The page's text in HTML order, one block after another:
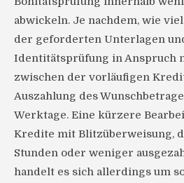
abwickeln. Je nachdem, wie
der geforderten Unterlagen
Identitätsprüfung in Anspruch
zwischen der vorläufigen
Auszahlung des
Werktage. Eine kürzere
Kredite mit Blitzüberweisung,
Stunden oder weniger
handelt es sich allerdings um